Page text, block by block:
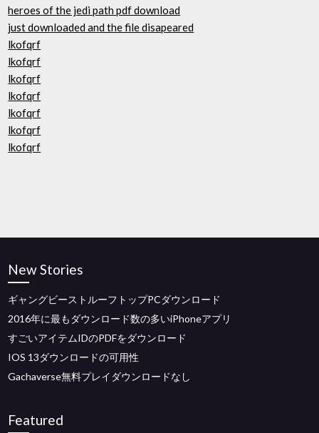
heroes of the jedi path pdf download
just downloaded and the file disapeared
lkofqrf
lkofqrf
lkofqrf
lkofqrf
lkofqrf
lkofqrf
lkofqrf
New Stories
ギャングビーストルーフトップPCダウンロード
2016年に最もダウンロード数の多いiPhoneアプリ
すごいアイテムIDのPDFをダウンロード
IOS 13ダウンロードの可用性
Gachaverse無料プレイダウンロードなし
Featured